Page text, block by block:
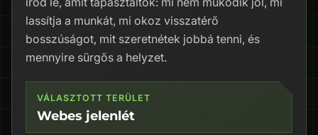
lassítja a munkát, mi okoz visszatérő
bosszúságot, mit szeretnétek jobbá tenni, és
mennyire sürgős a helyzet.
VÁLASZTOTT TERÜLET
Webes jelenlét